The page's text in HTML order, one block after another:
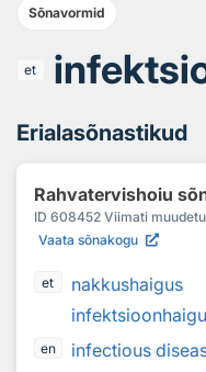
Sõnavormid
et
Erialasõnastikud
Rahvatervishoiu
ID 608452 Viimati
Vaata sõnakogu
et
nakkushaigus
en
infectious